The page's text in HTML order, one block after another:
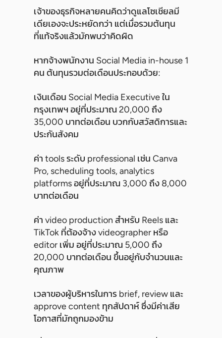
เจ้าของธุรกิจหลายคนคิดว่าดูแลโซเชียลมี
เดียเองจะประหยัดกว่า แต่เมื่อรวมต้นทุน
ที่แท้จริงแล้วมักพบว่าคิดผิด
หากจ้างพนักงาน Social Media in-house 1
คน ต้นทุนรวมต่อเดือนประกอบด้วย:
เงินเดือน Social Media Executive ใน
กรุงเทพฯ อยู่ที่ประมาณ 20,000 ถึง
35,000 บาทต่อเดือน บวกกับสวัสดิการและ
ประกันสังคม
ค่า tools ระดับ professional เช่น Canva
Pro, scheduling tools, analytics
platforms อยู่ที่ประมาณ 3,000 ถึง 8,000
บาทต่อเดือน
ค่า video production สำหรับ Reels และ
TikTok ที่ต้องจ้าง videographer หรือ
editor เพิ่ม อยู่ที่ประมาณ 5,000 ถึง
20,000 บาทต่อเดือน ขึ้นอยู่กับจำนวนและ
คุณภาพ
เวลาของผู้บริหารในการ brief, review และ
approve content ทุกสัปดาห์ ซึ่งมีค่าเสีย
โอกาสที่มักถูกมองข้าม